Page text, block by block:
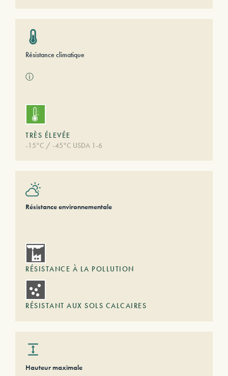
Résistance climatique
ⓘ
TRÈS ÉLEVÉE
-15°C / -45°C USDA 1-6
Résistance environnementale
RÉSISTANCE À LA POLLUTION
RÉSISTANT AUX SOLS CALCAIRES
Hauteur maximale